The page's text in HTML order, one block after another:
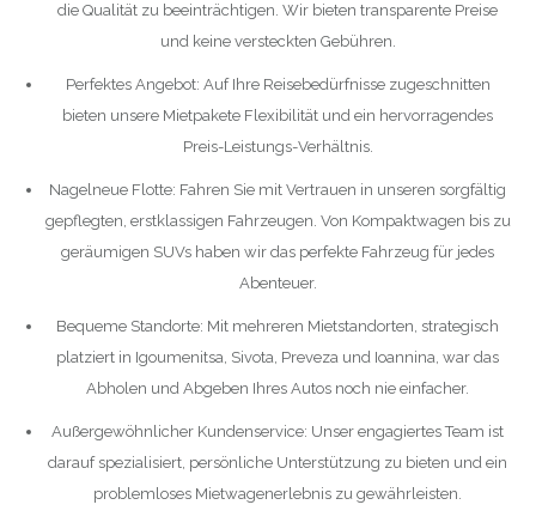
die Qualität zu beeinträchtigen. Wir bieten transparente Preise
und keine versteckten Gebühren.
Perfektes Angebot: Auf Ihre Reisebedürfnisse zugeschnitten
bieten unsere Mietpakete Flexibilität und ein hervorragendes
Preis-Leistungs-Verhältnis.
Nagelneue Flotte: Fahren Sie mit Vertrauen in unseren sorgfältig
gepflegten, erstklassigen Fahrzeugen. Von Kompaktwagen bis zu
geräumigen SUVs haben wir das perfekte Fahrzeug für jedes
Abenteuer.
Bequeme Standorte: Mit mehreren Mietstandorten, strategisch
platziert in Igoumenitsa, Sivota, Preveza und Ioannina, war das
Abholen und Abgeben Ihres Autos noch nie einfacher.
Außergewöhnlicher Kundenservice: Unser engagiertes Team ist
darauf spezialisiert, persönliche Unterstützung zu bieten und ein
problemloses Mietwagenerlebnis zu gewährleisten.